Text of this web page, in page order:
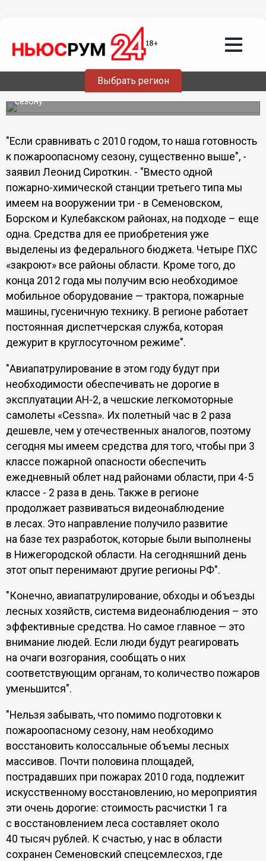
Выбрать регион
лесному видеонаблюдению
перенимают в других регионах», -
Сироткин
Заместитель директора департамента лесного
хозяйства Нижегородской области Леонид Сироткин
рассказал о готовности области к пожароопасному
сезону.
"Если сравнивать с 2010 годом, то наша готовность
к пожароопасному сезону, существенно выше", -
заявил Леонид Сироткин. - "Вместо одной
пожарно-химической станции третьего типа мы
имеем на вооружении три - в Семеновском,
Борском и Кулебакском районах, на подходе – еще
одна. Средства для ее приобретения уже
выделены из федерального бюджета. Четыре ПХС
«закроют» все районы области. Кроме того, до
конца 2012 года мы получим всю необходимое
мобильное оборудование — трактора, пожарные
машины, гусеничную технику. В регионе работает
постоянная диспетчерская служба, которая
дежурит в круглосуточном режиме".
"Авиапатрулирование в этом году будут при
необходимости обеспечивать не дорогие в
эксплуатации АН-2, а чешские легкомоторные
самолеты «Cessna». Их полетный час в 2 раза
дешевле, чем у отечественных аналогов, поэтому
сегодня мы имеем средства для того, чтобы при 3
классе пожарной опасности обеспечить
ежедневный облет над районами области, при 4-5
классе - 2 раза в день. Также в регионе
продолжает развиваться видеонаблюдение
в лесах. Это направление получило развитие
на базе тех разработок, которые были выполнены
в Нижегородской области. На сегодняшний день
этот опыт перенимают другие регионы РФ".
"Конечно, авиапатрулирование, обходы и объезды
лесных хозяйств, система видеонаблюдения – это
эффективные средства. Но самое главное — это
внимание людей. Если люди будут реагировать
на очаги возгорания, сообщать о них
соответствующим органам, то количество пожаров
уменьшится".
"Нельзя забывать, что помимо подготовки к
пожароопасному сезону, нам необходимо
восстановить колоссальные объемы лесных
массивов. Почти половина площадей,
пострадавших при пожарах 2010 года, подлежит
искусственному восстановлению, но мероприятия
эти очень дорогие: стоимость расчистки 1 га
с восстановлением леса составляет около
40 тысяч рублей. К счастью, у нас в области
сохранен Семеновский спецсемлесхоз, где